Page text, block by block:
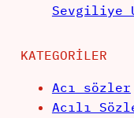
Sevgiliye
KATEGORILER
Acı sözler
Acılı